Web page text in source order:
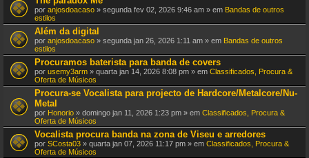
o
t
a
ç
ã
o
.
por anjosdoacaso » segunda fev 02, 2026 9:46 am » em Bandas de outros
estilos
Além da digital
por anjosdoacaso » segunda jan 26, 2026 1:11 am » em Bandas de outros
estilos
Procuramos baterista para banda de covers
por usemy3arm » quarta jan 14, 2026 8:08 pm » em Classificados, Procura &
Oferta de Músicos
Procura-se Vocalista para projecto de Hardcore/Metalcore/Nu-
Metal
por Honorio » domingo jan 11, 2026 1:23 pm » em Classificados, Procura &
Oferta de Músicos
Vocalista procura banda na zona de Viseu e arredores
por SCosta03 » quarta jan 07, 2026 11:17 pm » em Classificados, Procura &
Oferta de Músicos